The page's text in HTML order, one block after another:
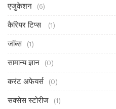
एजुकेशन (6)
कैरियर टिप्स (1)
जॉब्स (1)
सामान्य ज्ञान (0)
करंट अफेयर्स (0)
सक्सेस स्टोरीज (1)